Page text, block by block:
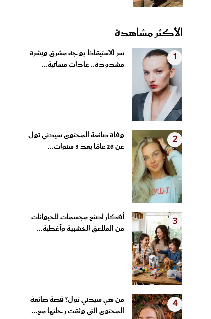
الأكثر مشاهدة
1
سر الاستيقاظ بوجه مشرق وبشرة
مشدودة.. عادات مسائية...
2
وفاة صانعة المحتوى سيدني تول
عن 26 عامًا بعد 3 سنوات...
3
أفكار لصنع مجسمات للحيوانات
من الملاعق الخشبية وأغطية...
4
من هي سيدني تول؟ قصة صانعة
المحتوى التي وثقت رحلتها مع...